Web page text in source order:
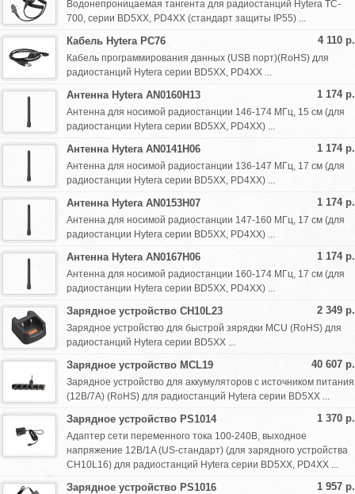
Водонепроницаемая тангента для радиостанций Hytera TC-
700, серии BD5XX, PD4XX (стандарт защиты IP55) ...
4 110 р.
Кабель Hytera PC76
Кабель программирования данных (USB порт)(RoHS) для
радиостанций Hytera серии BD5XX, PD4XX ...
1 174 р.
Антенна Hytera AN0160H13
Антенна для носимой радиостанции 146-174 МГц, 15 см (для
радиостанции Hytera серии BD5XX, PD4XX) ...
1 174 р.
Антенна Hytera AN0141H06
Антенна для носимой радиостанции 136-147 МГц, 17 см (для
радиостанции Hytera серии BD5XX, PD4XX) ...
1 174 р.
Антенна Hytera AN0153H07
Антенна для носимой радиостанции 147-160 МГц, 17 см (для
радиостанции Hytera серии BD5XX, PD4XX) ...
1 174 р.
Антенна Hytera AN0167H06
Антенна для носимой радиостанции 160-174 МГц, 17 см (для
радиостанции Hytera серии BD5XX, PD4XX) ...
2 349 р.
Зарядное устройство CH10L23
Зарядное устройство для быстрой зярядки MCU (RoHS) для
радиостанций Hytera серии BD5XX ...
40 607 р.
Зарядное устройство MCL19
Зарядное устройство для аккумуляторов с источником питания
(12В/7A) (RoHS) для радиостанций Hytera серии BD5XX ...
1 370 р.
Зарядное устройство PS1014
Адаптер сети переменного тока 100-240В, выходное
напряжение 12В/1A (US-стандарт) (для зарядного устройства
CH10L16) для радиостанций Hytera серии BD5XX, PD4XX ...
1 957 р.
Зарядное устройство PS1016